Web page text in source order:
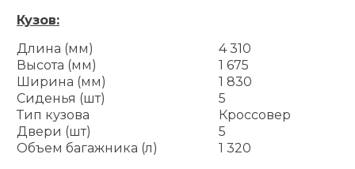
Кузов:
Длина (мм)
4 310
Высота (мм)
1 675
Ширина (мм)
1 830
Сиденья (шт)
5
Тип кузова
Кроссовер
Двери (шт)
5
Объем багажника (л)
1 320